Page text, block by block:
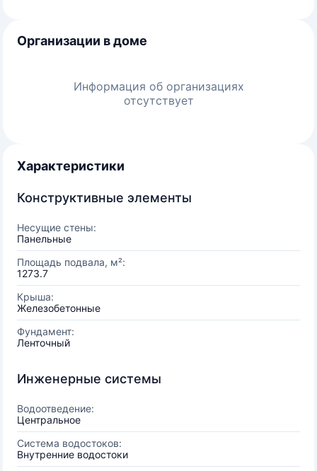
Организации в доме
Информация об организациях
отсутствует
Характеристики
Конструктивные элементы
Несущие стены:
Панельные
Площадь подвала, м²:
1273.7
Крыша:
Железобетонные
Фундамент:
Ленточный
Инженерные системы
Водоотведение:
Центральное
Система водостоков:
Внутренние водостоки